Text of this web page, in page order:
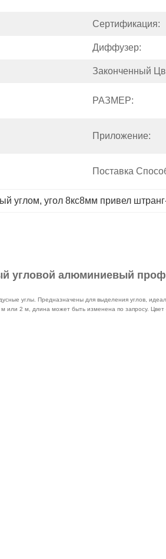
Сертификация:
Диффузер:
Законченный
РАЗМЕР:
Приложение:
Поставка
углом, угол 8кс8мм привел
угловой алюминиевый
углы. Предназначены для выделения углов,
или 2 м, длина может быть изменена по запросу.